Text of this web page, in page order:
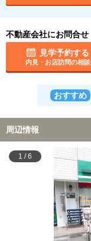
不動産会社にお問合せ
見学予約する
内見・お店訪問の相談
おすすめ
周辺情報
1 / 6